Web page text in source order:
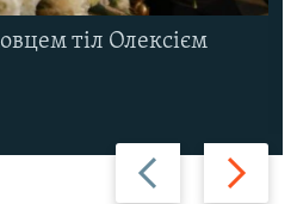
Назад Вперед
тіл Олексієм